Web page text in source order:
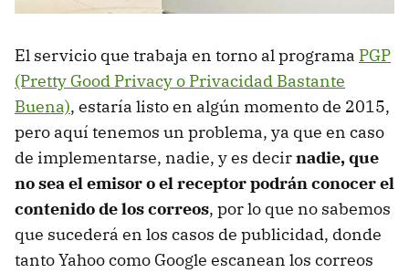
El servicio que trabaja en torno al programa PGP
(Pretty Good Privacy o Privacidad Bastante
Buena), estaría listo en algún momento de 2015,
pero aquí tenemos un problema, ya que en caso
de implementarse, nadie, y es decirnadie, que
no sea el emisor o el receptor podrán conocer el
contenido de los correos, por lo que no sabemos
que sucederá en los casos de publicidad, donde
tanto Yahoo como Google escanean los correos